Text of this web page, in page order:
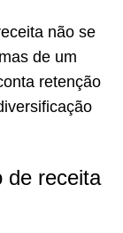
não se
de um
retenção
de receita